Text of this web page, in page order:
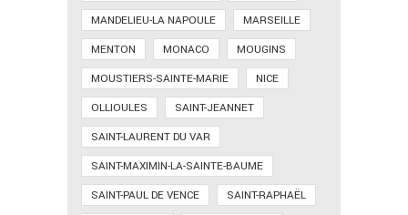
MANDELIEU-LA NAPOULE
MARSEILLE
MENTON
MONACO
MOUGINS
MOUSTIERS-SAINTE-MARIE
NICE
OLLIOULES
SAINT-JEANNET
SAINT-LAURENT DU VAR
SAINT-MAXIMIN-LA-SAINTE-BAUME
SAINT-PAUL DE VENCE
SAINT-RAPHAËL